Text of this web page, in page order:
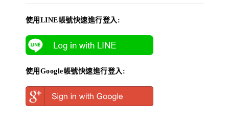
使用LINE帳號快速進行登入:
使用Google帳號快速進行登入: